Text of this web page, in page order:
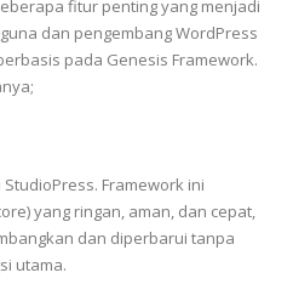
fitur penting yang menjadi
dan pengembang WordPress
pada Genesis Framework.
Framework ini
yang ringan, aman, dan cepat,
dan diperbarui tanpa
utama.